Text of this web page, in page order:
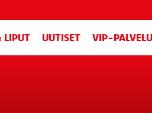
LIPUT UUTISET VIP-